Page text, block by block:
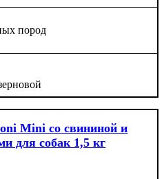
пород
Mini со свининой и
для собак 1,5 кг